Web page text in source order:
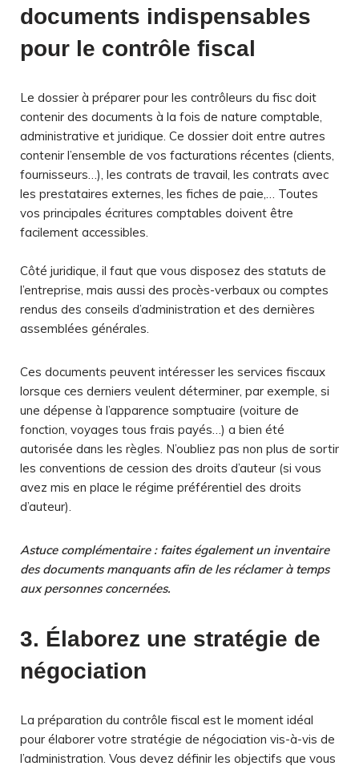
documents indispensables
pour le contrôle fiscal
Le dossier à préparer pour les contrôleurs du fisc doit
contenir des documents à la fois de nature comptable,
administrative et juridique. Ce dossier doit entre autres
contenir l’ensemble de vos facturations récentes (clients,
fournisseurs…), les contrats de travail, les contrats avec
les prestataires externes, les fiches de paie,… Toutes
vos principales écritures comptables doivent être
facilement accessibles.
Côté juridique, il faut que vous disposez des statuts de
l’entreprise, mais aussi des procès-verbaux ou comptes
rendus des conseils d’administration et des dernières
assemblées générales.
Ces documents peuvent intéresser les services fiscaux
lorsque ces derniers veulent déterminer, par exemple, si
une dépense à l’apparence somptuaire (voiture de
fonction, voyages tous frais payés…) a bien été
autorisée dans les règles. N’oubliez pas non plus de sortir
les conventions de cession des droits d’auteur (si vous
avez mis en place le régime préférentiel des droits
d’auteur).
Astuce complémentaire : faites également un inventaire
des documents manquants afin de les réclamer à temps
aux personnes concernées.
3. Élaborez une stratégie de
négociation
La préparation du contrôle fiscal est le moment idéal
pour élaborer votre stratégie de négociation vis-à-vis de
l’administration. Vous devez définir les objectifs que vous